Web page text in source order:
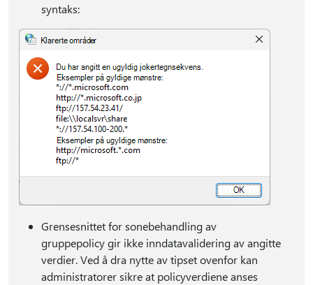
syntaks:
Grensesnittet for sonebehandling av
gruppepolicy gir ikke inndatavalidering av angitte
verdier. Ved å dra nytte av tipset ovenfor kan
administratorer sikre at policyverdiene anses